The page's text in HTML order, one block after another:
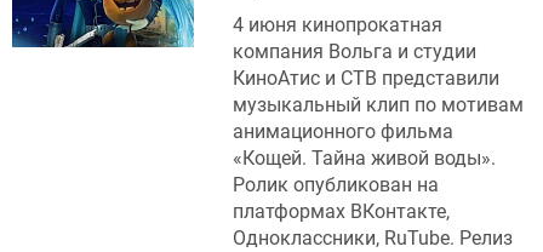
4 июня кинопрокатная
компания Вольга и студии
КиноАтис и СТВ представили
музыкальный клип по мотивам
анимационного фильма
«Кощей. Тайна живой воды».
Ролик опубликован на
платформах ВКонтакте,
Одноклассники, RuTube. Релиз